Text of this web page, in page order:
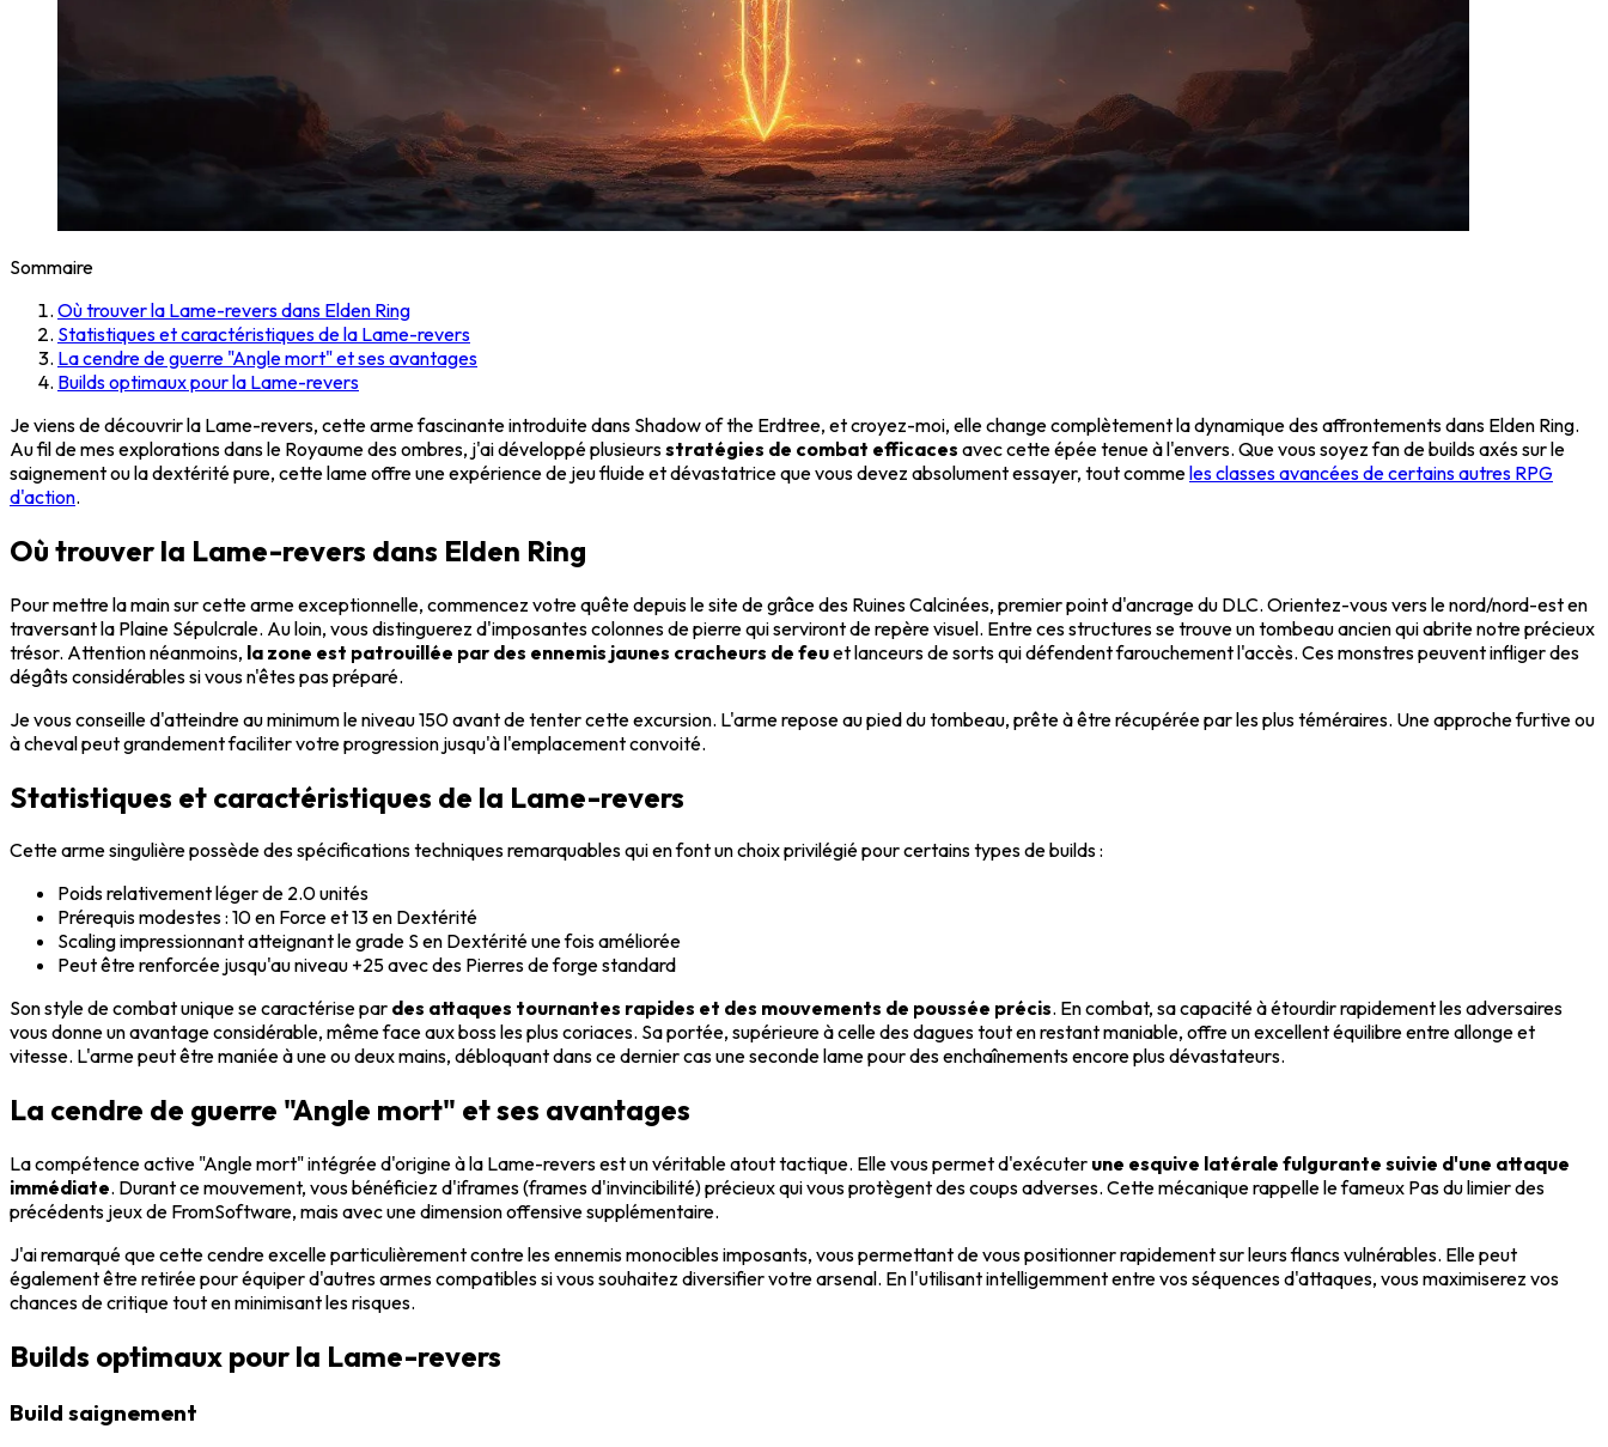
Sommaire
Où trouver la Lame-revers dans Elden Ring
Statistiques et caractéristiques de la Lame-revers
La cendre de guerre "Angle mort" et ses avantages
Builds optimaux pour la Lame-revers
Je viens de découvrir la Lame-revers, cette arme fascinante introduite dans Shadow of the Erdtree, et croyez-moi, elle change complètement la dynamique des affrontements dans Elden Ring.
Au fil de mes explorations dans le Royaume des ombres, j'ai développé plusieursstratégies de combat efficaces avec cette épée tenue à l'envers. Que vous soyez fan de builds axés sur le
saignement ou la dextérité pure, cette lame offre une expérience de jeu fluide et dévastatrice que vous devez absolument essayer, tout commeles classes avancées de certains autres RPG
d'action.
Où trouver la Lame-revers dans Elden Ring
Pour mettre la main sur cette arme exceptionnelle, commencez votre quête depuis le site de grâce des Ruines Calcinées, premier point d'ancrage du DLC. Orientez-vous vers le nord/nord-est en
traversant la Plaine Sépulcrale. Au loin, vous distinguerez d'imposantes colonnes de pierre qui serviront de repère visuel. Entre ces structures se trouve un tombeau ancien qui abrite notre précieux
trésor. Attention néanmoins, la zone est patrouillée par des ennemis jaunes cracheurs de feuet lanceurs de sorts qui défendent farouchement l'accès. Ces monstres peuvent infliger des
dégâts considérables si vous n'êtes pas préparé.
Je vous conseille d'atteindre au minimum le niveau 150 avant de tenter cette excursion. L'arme repose au pied du tombeau, prête à être récupérée par les plus téméraires. Une approche furtive ou
à cheval peut grandement faciliter votre progression jusqu'à l'emplacement convoité.
Statistiques et caractéristiques de la Lame-revers
Cette arme singulière possède des spécifications techniques remarquables qui en font un choix privilégié pour certains types de builds :
Poids relativement léger de 2.0 unités
Prérequis modestes : 10 en Force et 13 en Dextérité
Scaling impressionnant atteignant le grade S en Dextérité une fois améliorée
Peut être renforcée jusqu'au niveau +25 avec des Pierres de forge standard
Son style de combat unique se caractérise par des attaques tournantes rapides et des mouvements de poussée précis. En combat, sa capacité à étourdir rapidement les adversaires
vous donne un avantage considérable, même face aux boss les plus coriaces. Sa portée, supérieure à celle des dagues tout en restant maniable, offre un excellent équilibre entre allonge et
vitesse. L'arme peut être maniée à une ou deux mains, débloquant dans ce dernier cas une seconde lame pour des enchaînements encore plus dévastateurs.
La cendre de guerre "Angle mort" et ses avantages
La compétence active "Angle mort" intégrée d'origine à la Lame-revers est un véritable atout tactique. Elle vous permet d'exécuter une esquive latérale fulgurante suivie d'une attaque
immédiate. Durant ce mouvement, vous bénéficiez d'iframes (frames d'invincibilité) précieux qui vous protègent des coups adverses. Cette mécanique rappelle le fameux Pas du limier des
précédents jeux de FromSoftware, mais avec une dimension offensive supplémentaire.
J'ai remarqué que cette cendre excelle particulièrement contre les ennemis monocibles imposants, vous permettant de vous positionner rapidement sur leurs flancs vulnérables. Elle peut
également être retirée pour équiper d'autres armes compatibles si vous souhaitez diversifier votre arsenal. En l'utilisant intelligemment entre vos séquences d'attaques, vous maximiserez vos
chances de critique tout en minimisant les risques.
Builds optimaux pour la Lame-revers
Build saignement